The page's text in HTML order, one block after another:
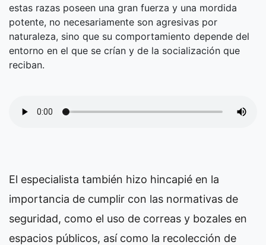
estas razas poseen una gran fuerza y una mordida
potente, no necesariamente son agresivas por
naturaleza, sino que su comportamiento depende del
entorno en el que se crían y de la socialización que
reciban.
El especialista también hizo hincapié en la
importancia de cumplir con las normativas de
seguridad, como el uso de correas y bozales en
espacios públicos, así como la recolección de